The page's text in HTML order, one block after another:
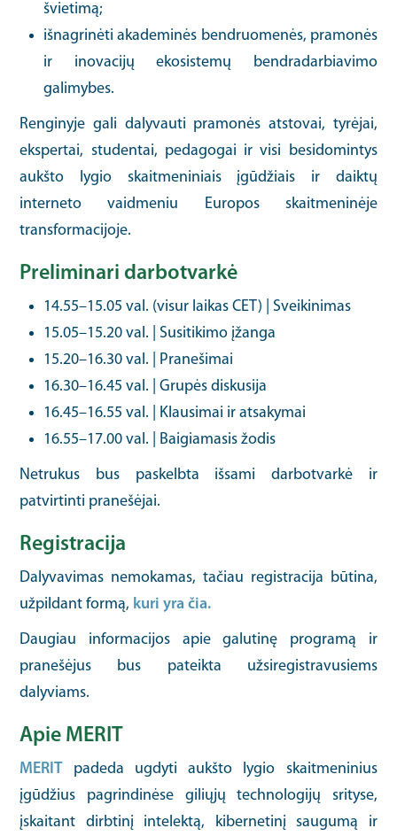
švietimą;
išnagrinėti akademinės bendruomenės, pramonės
ir inovacijų ekosistemų bendradarbiavimo
galimybes.
Renginyje gali dalyvauti pramonės atstovai, tyrėjai,
ekspertai, studentai, pedagogai ir visi besidomintys
aukšto lygio skaitmeniniais įgūdžiais ir daiktų
interneto vaidmeniu Europos skaitmeninėje
transformacijoje.
Preliminari darbotvarkė
14.55–15.05 val. (visur laikas CET) | Sveikinimas
15.05–15.20 val. | Susitikimo įžanga
15.20–16.30 val. | Pranešimai
16.30–16.45 val. | Grupės diskusija
16.45–16.55 val. | Klausimai ir atsakymai
16.55–17.00 val. | Baigiamasis žodis
Netrukus bus paskelbta išsami darbotvarkė ir
patvirtinti pranešėjai.
Registracija
Dalyvavimas nemokamas, tačiau registracija būtina,
užpildant formą, kuri yra čia.
Daugiau informacijos apie galutinę programą ir
pranešėjus bus pateikta užsiregistravusiems
dalyviams.
Apie MERIT
MERITpadeda ugdyti aukšto lygio skaitmeninius
įgūdžius pagrindinėse giliųjų technologijų srityse,
įskaitant dirbtinį intelektą, kibernetinį saugumą ir